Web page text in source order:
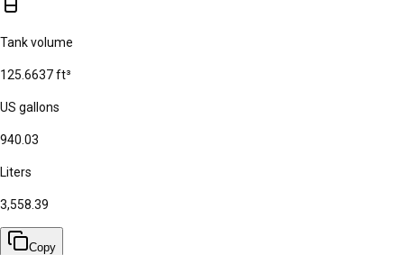
Tank volume
125.6637ft³
US gallons
940.03
Liters
3,558.39
Copy